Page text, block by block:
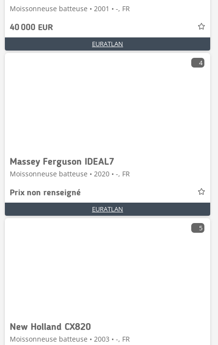
Moissonneuse batteuse • 2001 • -, FR
40 000 EUR
EURATLAN
4
Massey Ferguson IDEAL7
Moissonneuse batteuse • 2020 • -, FR
Prix non renseigné
EURATLAN
5
New Holland CX820
Moissonneuse batteuse • 2003 • -, FR